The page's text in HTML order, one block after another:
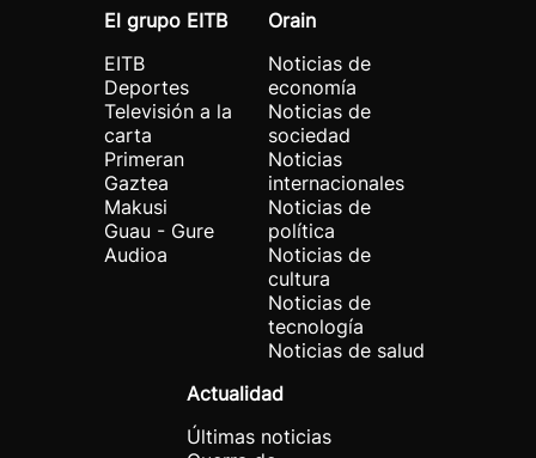
El grupo EITB
EITB
Deportes
Televisión a la
carta
Primeran
Gaztea
Makusi
Guau - Gure
Audioa
Orain
Noticias de
economía
Noticias de
sociedad
Noticias
internacionales
Noticias de
política
Noticias de
cultura
Noticias de
tecnología
Noticias de salud
Actualidad
Últimas noticias